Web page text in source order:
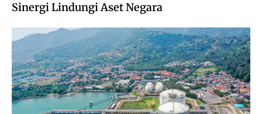
Sinergi Lindungi Aset Negara